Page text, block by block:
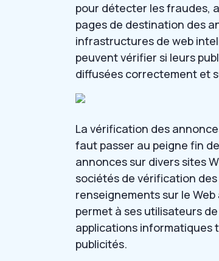
pour détecter les fraudes,
pages de destination des
infrastructures de web
peuvent vérifier si leurs
diffusées correctement et
La vérification des
faut passer au peigne fin
annonces sur divers sites
sociétés de vérification
renseignements sur le
permet à ses utilisateurs
applications informatiques
publicités.